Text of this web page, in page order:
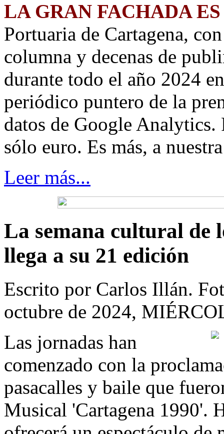
LA GRAN FACHADA
Portuaria de Cartagena,
columna y decenas de
durante todo el año 2024
periódico puntero de la
datos de Google Analytics.
sólo euro. Es más, a
Leer más...
La semana cultural de
llega a su 21 edición
Escrito por Carlos Illán.
octubre de 2024,
Las jornadas han
comenzado con la
pasacalles y baile que
Musical 'Cartagena 1990'.